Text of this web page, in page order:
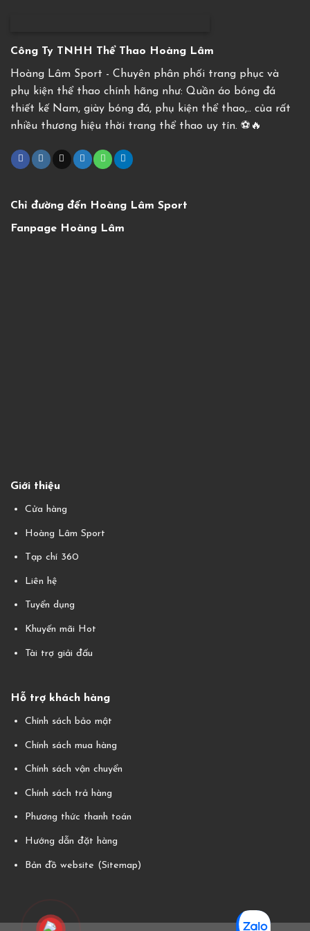
Công Ty TNHH Thể Thao Hoàng Lâm
Hoàng Lâm Sport - Chuyên phân phối trang phục và
phụ kiện thể thao chính hãng như: Quần áo bóng đá
thiết kế Nam, giày bóng đá, phụ kiện thể thao,.. của rất
nhiều thương hiệu thời trang thể thao uy tín. ⚽️🔥
Giới thiệu
Cửa hàng
Hoàng Lâm Sport
Tạp chí 360
Liên hệ
Tuyển dụng
Khuyến mãi Hot
Tài trợ giải đấu
Hỗ trợ khách hàng
Chính sách bảo mật
Chính sách mua hàng
Chính sách vận chuyển
Chính sách trả hàng
Phương thức thanh toán
Hướng dẫn đặt hàng
Bản đồ website (Sitemap)
Chỉ đường đến Hoàng Lâm Sport
Fanpage Hoàng Lâm